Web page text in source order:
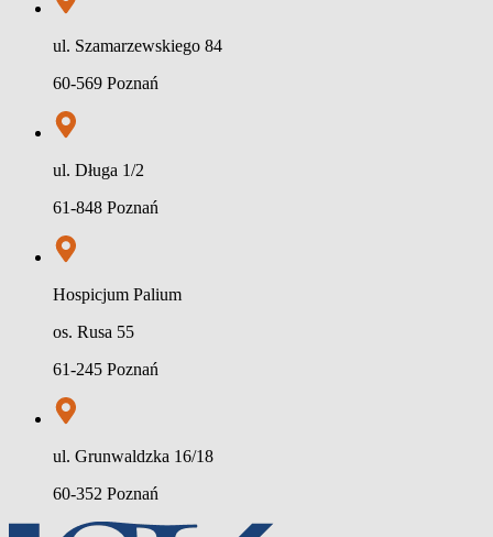
ul. Szamarzewskiego 84
60-569 Poznań
ul. Długa 1/2
61-848 Poznań
Hospicjum Palium
os. Rusa 55
61-245 Poznań
ul. Grunwaldzka 16/18
60-352 Poznań